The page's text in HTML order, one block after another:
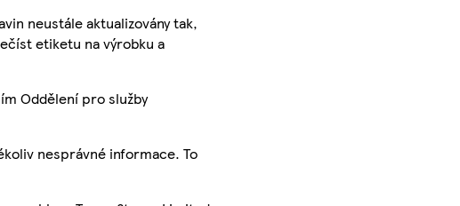
neustále aktualizovány tak,
etiketu na výrobku a
Oddělení pro služby
nesprávné informace. To